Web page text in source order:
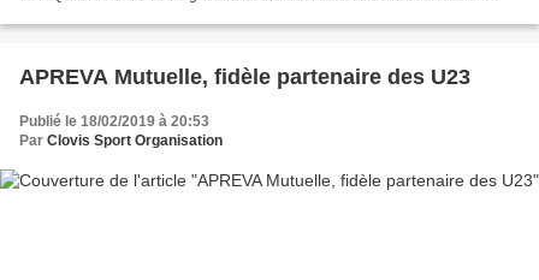
APREVA Mutuelle, fidèle partenaire des U23
Publié le 18/02/2019 à 20:53
Par Clovis Sport Organisation